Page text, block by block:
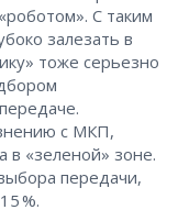
С таким
залезать в
тоже серьезно
с МКП,
«зеленой» зоне.
передачи,
%.